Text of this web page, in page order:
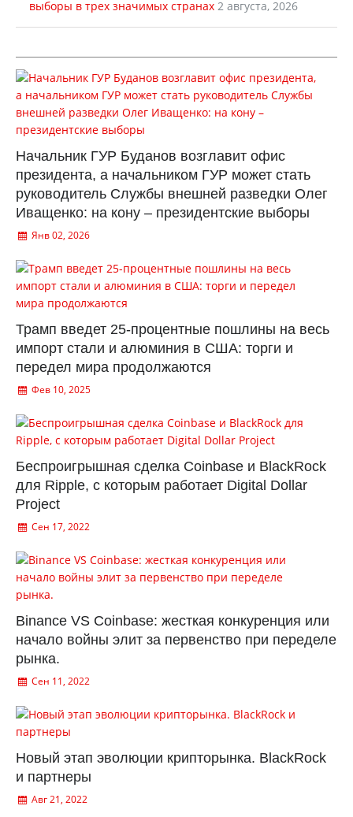
выборы в трех значимых странах 2 августа, 2026
Начальник ГУР Буданов возглавит офис
президента, а начальником ГУР может стать
руководитель Службы внешней разведки Олег
Иващенко: на кону – президентские выборы
Янв 02, 2026
Трамп введет 25-процентные пошлины на весь
импорт стали и алюминия в США: торги и
передел мира продолжаются
Фев 10, 2025
Беспроигрышная сделка Coinbase и BlackRock
для Ripple, с которым работает Digital Dollar
Project
Сен 17, 2022
Binance VS Coinbase: жесткая конкуренция или
начало войны элит за первенство при переделе
рынка.
Сен 11, 2022
Новый этап эволюции крипторынка. BlackRock
и партнеры
Авг 21, 2022